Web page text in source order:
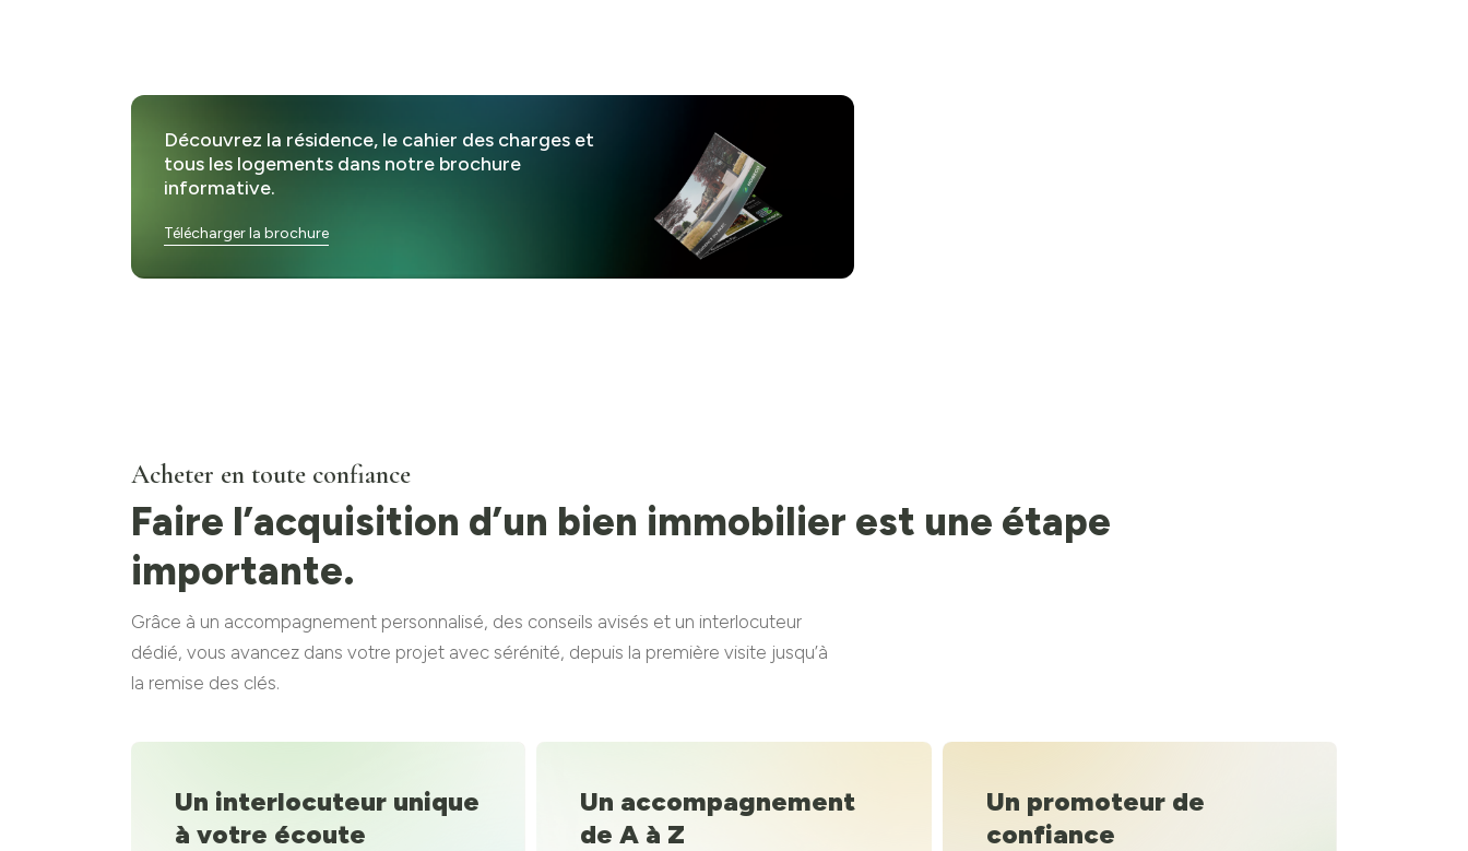
Cuisine : 1 Terrasse : 1
Découvrez la résidence, le cahier des charges et
tous les logements dans notre brochure
informative.
Télécharger la brochure
Acheter en toute confiance
Faire l’acquisition d’un bien immobilier est une étape
importante.
Grâce à un accompagnement personnalisé, des conseils avisés et un interlocuteur
dédié, vous avancez dans votre projet avec sérénité, depuis la première visite jusqu’à
la remise des clés.
Un interlocuteur unique
à votre écoute
Un accompagnement
de A à Z
Un promoteur de
confiance